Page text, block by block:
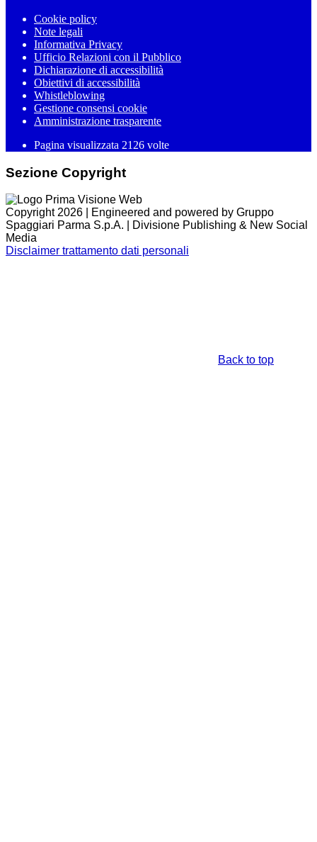
Cookie policy
Note legali
Informativa Privacy
Ufficio Relazioni con il Pubblico
Dichiarazione di accessibilità
Obiettivi di accessibilità
Whistleblowing
Gestione consensi cookie
Amministrazione trasparente
Pagina visualizzata 2126 volte
Sezione Copyright
Copyright 2026 | Engineered and powered by Gruppo
Spaggiari Parma S.p.A. | Divisione Publishing & New Social
Media
Disclaimer trattamento dati personali
Back to top